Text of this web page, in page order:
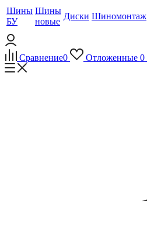
Шины
БУ
Шины
новые
Диски Шиномонтаж
Сравнение0 Отложенные 0